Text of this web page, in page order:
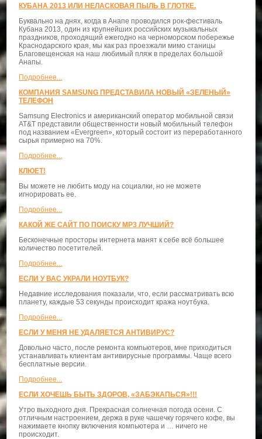
КУБАНА 2013 ИЛИ НЕЛАСКОВАЯ ПЫЛЬ В ГЛОТКЕ.
Буквально на днях, когда в Анапе проводился рок-фестиваль
Кубана 2013, один из крупнейших российских музыкальных
праздников, проходящий ежегодно на черноморском побережье
Краснодарского края, мы как раз проезжали мимо станицы
Благовещенская на наш любимый пляж в пределах большой
Анапы.
Подробнее...
КОМПАНИЯ SAMSUNG ПРЕДСТАВИЛА НОВЫЙ «ЗЕЛЕНЫЙ»
ТЕЛЕФОН
Samsung Electronics и американский оператор мобильной связи
AT&T представили общественности новый мобильный телефон
под названием «Evergreen», который состоит из переработанного
сырья примерно на 70%.
Подробнее...
КЛЮЕТ!
Вы можете не любить моду на социалки, но не можете
игнорировать ее.
Подробнее...
КАКОЙ ЖЕ САЙТ ПО ПОИСКУ MP3 ЛУЧШИЙ?
Бесконечные просторы интернета манят к себе всё большее
количество посетителей.
Подробнее...
ЕСЛИ У ВАС УКРАЛИ НОУТБУК?
Недавние исследования показали, что, если рассматривать всю
планету, каждые 53 секунды происходит кража ноутбука.
Подробнее...
ЕСЛИ У МЕНЯ НЕ УДАЛЯЕТСЯ АНТИВИРУС?
Довольно часто, после ремонта компьютеров, мне приходиться
устанавливать клиентам антивирусные программы. Чаще всего
бесплатные версии.
Подробнее...
ЕСЛИ ХОЧЕШЬ БЫТЬ ЗДОРОВ, «ЗАБЭКАПЬСЯ»!!!
Утро выходного дня. Прекрасная солнечная погода осени. С
отличным настроением, держа в руке чашечку горячего кофе, вы
нажимаете кнопку включения компьютера и … ничего не
происходит.